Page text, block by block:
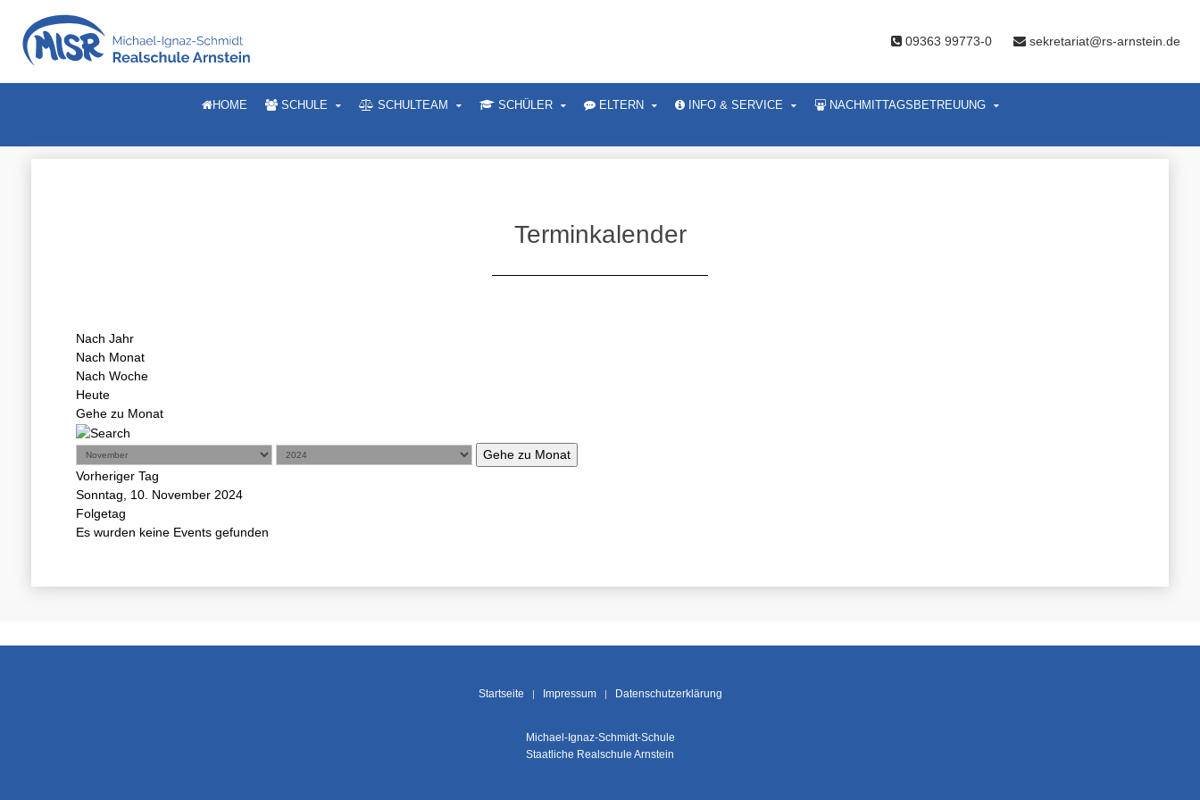
09363 99773-0 sekretariat@rs-arnstein.de
HOME SCHULE SCHULTEAM SCHÜLER ELTERN INFO & SERVICE NACHMITTAGSBETREUUNG
Terminkalender
Nach Jahr
Nach Monat
Nach Woche
Heute
Gehe zu Monat
Gehe zu Monat
Vorheriger Tag
Sonntag, 10. November 2024
Folgetag
Es wurden keine Events gefunden
Startseite Impressum Datenschutzerklärung
Michael-Ignaz-Schmidt-Schule
Staatliche Realschule Arnstein